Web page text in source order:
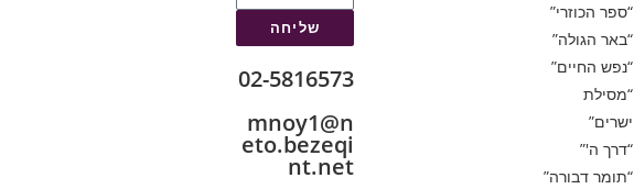
“ספר הכוזרי”
“באר הגולה”
“נפש החיים”
“מסילת
ישרים”
“דרך ה'”
“תומר דבורה”
שליחה
02-5816573
mnoy1@n
eto.bezeqi
nt.net